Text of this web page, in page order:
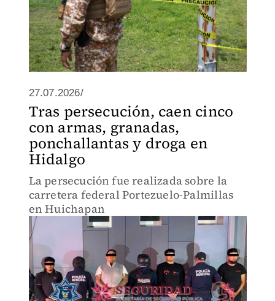
27.07.2026/
Tras persecución, caen cinco
con armas, granadas,
ponchallantas y droga en
Hidalgo
La persecución fue realizada sobre la
carretera federal Portezuelo-Palmillas
en Huichapan